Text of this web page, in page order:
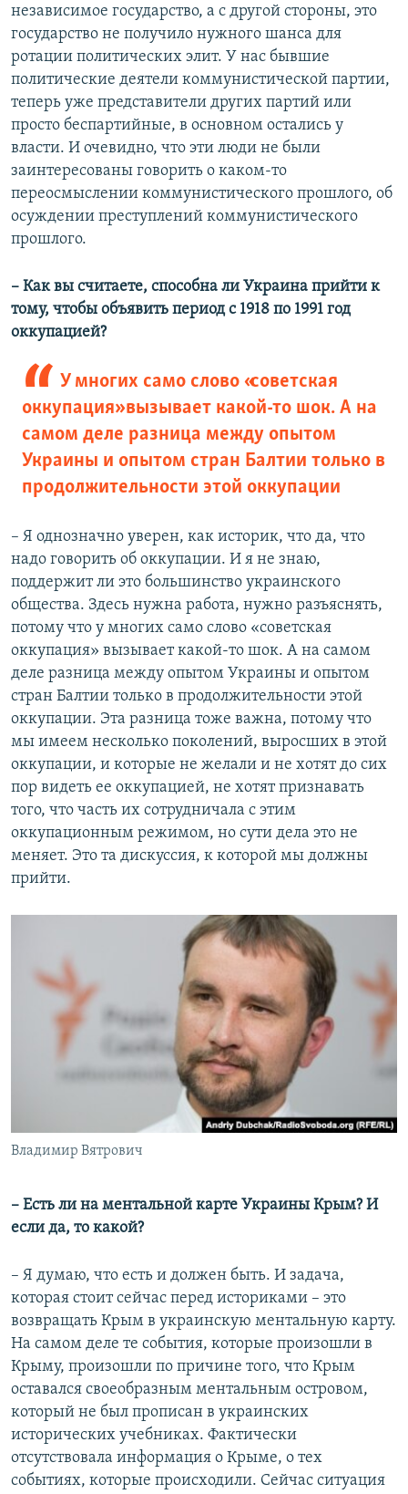
независимое государство, а с другой стороны, это
государство не получило нужного шанса для
ротации политических элит. У нас бывшие
политические деятели коммунистической партии,
теперь уже представители других партий или
просто беспартийные, в основном остались у
власти. И очевидно, что эти люди не были
заинтересованы говорить о каком-то
переосмыслении коммунистического прошлого, об
осуждении преступлений коммунистического
прошлого.
– Как вы считаете, способна ли Украина прийти к
тому, чтобы объявить период с 1918 по 1991 год
оккупацией?
У многих само слово «советская
оккупация» вызывает какой-то шок. А на
самом деле разница между опытом
Украины и опытом стран Балтии только в
продолжительности этой оккупации
– Я однозначно уверен, как историк, что да, что
надо говорить об оккупации. И я не знаю,
поддержит ли это большинство украинского
общества. Здесь нужна работа, нужно разъяснять,
потому что у многих само слово «советская
оккупация» вызывает какой-то шок. А на самом
деле разница между опытом Украины и опытом
стран Балтии только в продолжительности этой
оккупации. Эта разница тоже важна, потому что
мы имеем несколько поколений, выросших в этой
оккупации, и которые не желали и не хотят до сих
пор видеть ее оккупацией, не хотят признавать
того, что часть их сотрудничала с этим
оккупационным режимом, но сути дела это не
меняет. Это та дискуссия, к которой мы должны
прийти.
Владимир Вятрович
– Есть ли на ментальной карте Украины Крым? И
если да, то какой?
– Я думаю, что есть и должен быть. И задача,
которая стоит сейчас перед историками – это
возвращать Крым в украинскую ментальную карту.
На самом деле те события, которые произошли в
Крыму, произошли по причине того, что Крым
оставался своеобразным ментальным островом,
который не был прописан в украинских
исторических учебниках. Фактически
отсутствовала информация о Крыме, о тех
событиях, которые происходили. Сейчас ситуация